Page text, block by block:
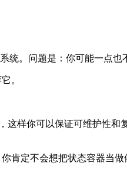
。问题是：你可能一点也
。
，这样你可以保证可维护性和
肯定不会想把状态容器当做